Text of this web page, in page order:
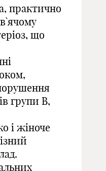
практично
що
групи В,
і жіноче